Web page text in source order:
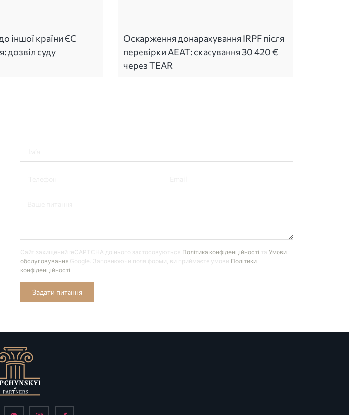
іншої країни ЄС
дозвіл суду
Оскарження донарахування IRPF після
перевірки AEAT: скасування 30 420 €
через TEAR
Сайт захищений reCAPTCHA до нього застосовуються Політика конфіденційності та Умови
обслуговування Google. Заповнюючи поля форми, ви приймаєте умови Політики
конфіденційності
Задати питання